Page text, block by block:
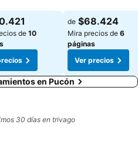
de 10
Ver precios
de $68.424
Mira precios de 6
páginas
Ver precios
en Pucón
30 días en trivago